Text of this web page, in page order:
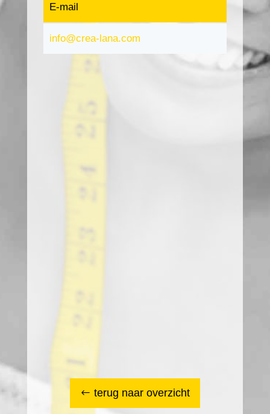
E-mail
info@crea-lana.com
terug naar overzicht